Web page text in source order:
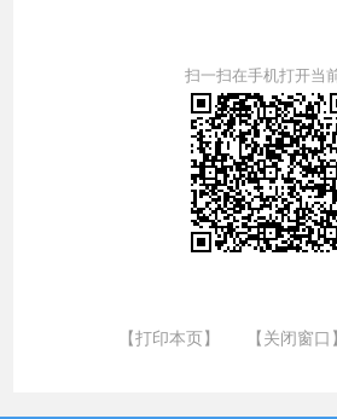
扫一扫在手机打开当
【打印本页】 【关闭窗口】